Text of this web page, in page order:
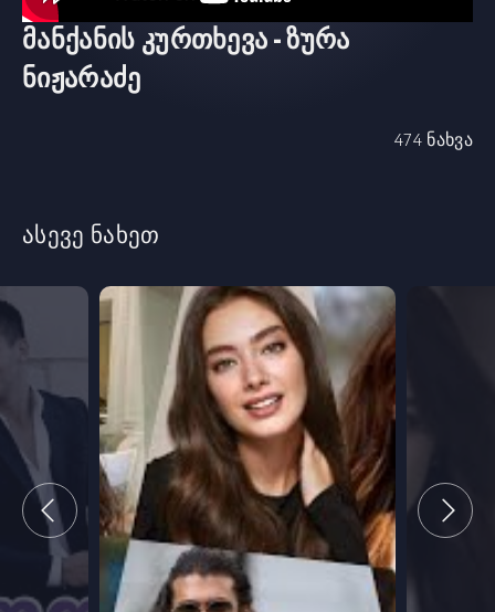
მანქანის კურთხევა - ზურა
ნიჟარაძე
474 ნახვა
ასევე ნახეთ